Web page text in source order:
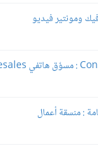
: منسقة أعمال